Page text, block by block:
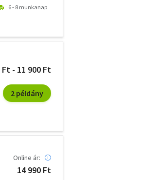
6 - 8 munkanap
Ft - 11 900 Ft
2 példány
Online ár:
14 990 Ft